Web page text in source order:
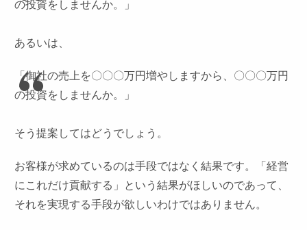
の投資をしませんか。」
あるいは、
「御社の売上を〇〇〇万円増やしますから、〇〇〇万円
の投資をしませんか。」
そう提案してはどうでしょう。
お客様が求めているのは手段ではなく結果です。「経営
にこれだけ貢献する」という結果がほしいのであって、
それを実現する手段が欲しいわけではありません。